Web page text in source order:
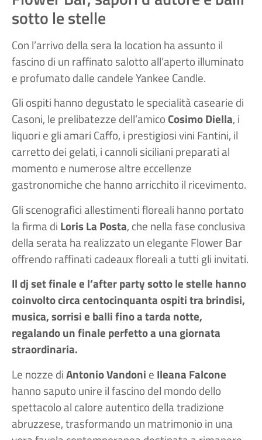
sotto le stelle
Con l’arrivo della sera la location ha assunto il
fascino di un raffinato salotto all’aperto illuminato
e profumato dalle candele Yankee Candle.
Gli ospiti hanno degustato le specialità casearie di
Casoni, le prelibatezze dell’amico Cosimo Diella, i
liquori e gli amari Caffo, i prestigiosi vini Fantini, il
carretto dei gelati, i cannoli siciliani preparati al
momento e numerose altre eccellenze
gastronomiche che hanno arricchito il ricevimento.
Gli scenografici allestimenti floreali hanno portato
la firma di Loris La Posta, che nella fase conclusiva
della serata ha realizzato un elegante Flower Bar
offrendo raffinati cadeaux floreali a tutti gli invitati.
Il dj set finale e l’after party sotto le stelle hanno
coinvolto circa centocinquanta ospiti tra brindisi,
musica, sorrisi e balli fino a tarda notte,
regalando un finale perfetto a una giornata
straordinaria.
Le nozze diAntonio Vandoni e Ileana Falcone
hanno saputo unire il fascino del mondo dello
spettacolo al calore autentico della tradizione
abruzzese, trasformando un matrimonio in una